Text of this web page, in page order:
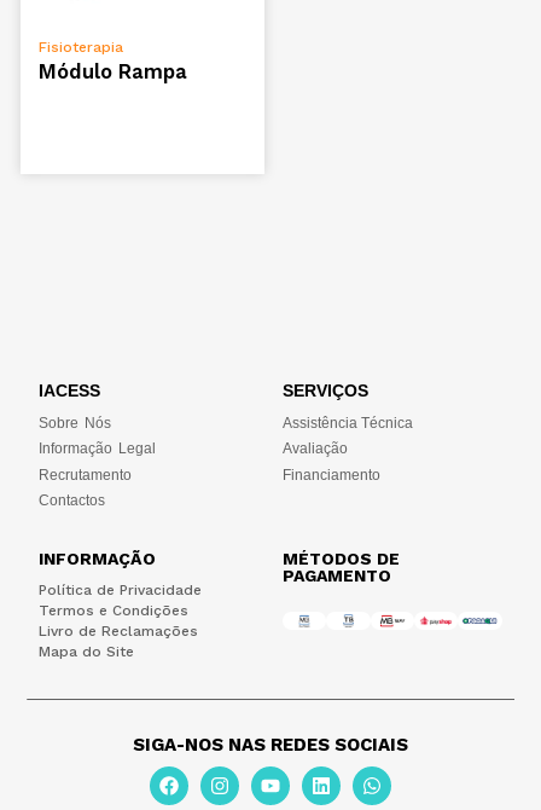
ADICIONAR
Fisioterapia
Módulo Rampa
IACESS
Sobre Nós
Informação Legal
Recrutamento
Contactos
SERVIÇOS
Assistência Técnica
Avaliação
Financiamento
INFORMAÇÃO
Política de Privacidade
Termos e Condições
Livro de Reclamações
Mapa do Site
MÉTODOS DE
PAGAMENTO
SIGA-NOS NAS REDES SOCIAIS